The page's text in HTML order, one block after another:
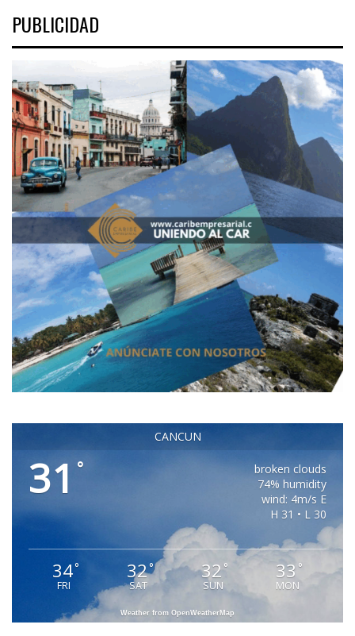
PUBLICIDAD
CANCUN
31 °
broken clouds
74% humidity
wind: 4m/s E
H 31 • L 30
34°
FRI
32°
SAT
32 °
SUN
33 °
MON
Weather from OpenWeatherMap